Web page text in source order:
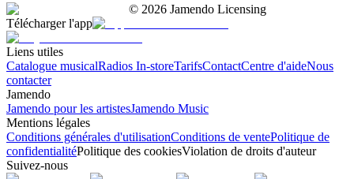
© 2026 Jamendo Licensing
Télécharger l'app
Liens utiles
Catalogue musicalRadios In-storeTarifsContactCentre d'aideNous
contacter
Jamendo
Jamendo pour les artistesJamendo Music
Mentions légales
Conditions générales d'utilisationConditions de ventePolitique de
confidentialitéPolitique des cookiesViolation de droits d'auteur
Suivez-nous